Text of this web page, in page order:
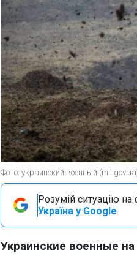
Фото: украинский военный
Розумій ситуацію на
Україна у Google
Украинские военные